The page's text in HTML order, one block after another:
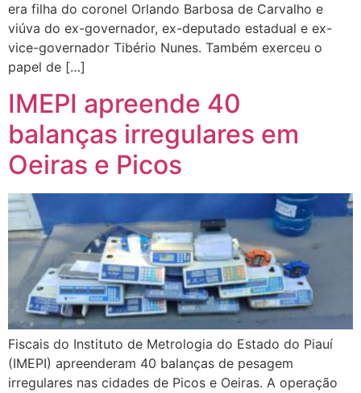
era filha do coronel Orlando Barbosa de Carvalho e
viúva do ex-governador, ex-deputado estadual e ex-
vice-governador Tibério Nunes. Também exerceu o
papel de […]
IMEPI apreende 40
balanças irregulares em
Oeiras e Picos
Fiscais do Instituto de Metrologia do Estado do Piauí
(IMEPI) apreenderam 40 balanças de pesagem
irregulares nas cidades de Picos e Oeiras. A operação